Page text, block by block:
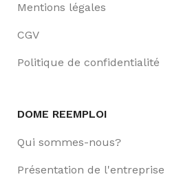
Mentions légales
CGV
Politique de confidentialité
DOME REEMPLOI
Qui sommes-nous?
Présentation de l'entreprise